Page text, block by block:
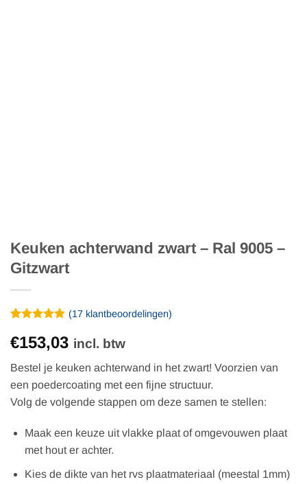
Keuken achterwand zwart – Ral 9005 –
Gitzwart
4.94op 5
gebaseerd
op
klantbeoordelingen
(17klantbeoordelingen)
€153,03 incl. btw
Bestel je keuken achterwand in het zwart! Voorzien van
een poedercoating met een fijne structuur.
Volg de volgende stappen om deze samen te stellen:
Maak een keuze uit vlakke plaat of omgevouwen plaat
met hout er achter.
Kies de dikte van het rvs plaatmateriaal (meestal 1mm)